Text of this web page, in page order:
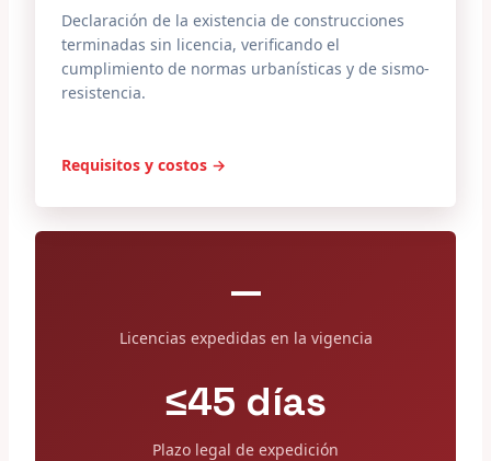
Declaración de la existencia de construcciones
terminadas sin licencia, verificando el
cumplimiento de normas urbanísticas y de sismo-
resistencia.
Requisitos y costos →
—
Licencias expedidas en la vigencia
≤45 días
Plazo legal de expedición